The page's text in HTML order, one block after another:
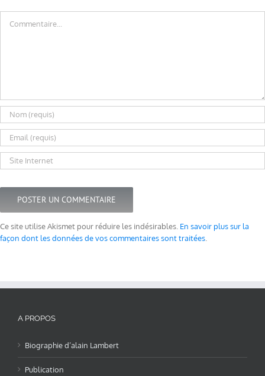
Ce site utilise Akismet pour réduire les indésirables. En savoir plus sur la
façon dont les données de vos commentaires sont traitées
A PROPOS
Biographie d’alain Lambert
Publication